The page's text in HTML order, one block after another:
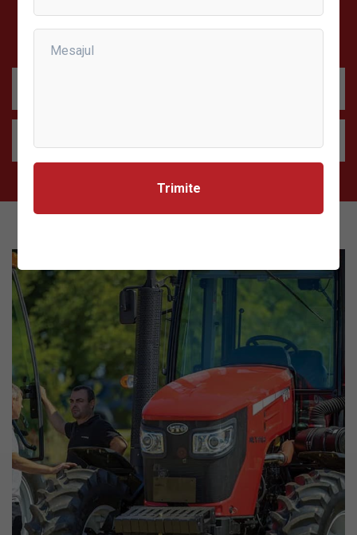
informațiile despre utilajul dorit.
Contactați-ne la: